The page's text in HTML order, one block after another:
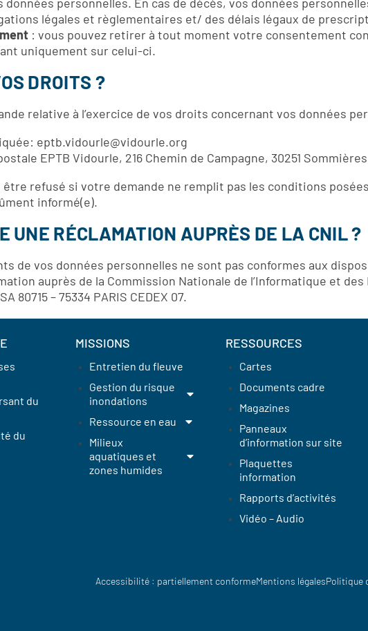
légales et règlementaires et/ des délais légaux de
: vous pouvez retirer à tout moment votre consentement
uniquement sur celui-ci.
DROITS ?
relative à l’exercice de vos droits concernant vos données
eptb.vidourle@vidourle.org
EPTB Vidourle, 216 Chemin de Campagne, 30251 Sommières
être refusé si votre demande ne remplit pas les conditions
informé(e).
UNE RÉCLAMATION AUPRÈS DE LA CNIL ?
de vos données personnelles ne sont pas conformes aux
auprès de la Commission Nationale de l’Informatique et des
80715 – 75334 PARIS CEDEX 07.
du
du
MISSIONS
Entretien du fleuve
Gestion du risque
inondations
Ressource en eau
Milieux
aquatiques et
zones humides
RESSOURCES
Cartes
Documents cadre
Magazines
Panneaux
d’information sur site
Plaquettes
information
Rapports d’activités
Vidéo – Audio
Accessibilité : partiellement conformeMentions légalesPolitique